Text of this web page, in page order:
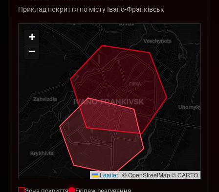
Приклад покриття по місту Івано-Франківськ
+
−
Leaflet | © OpenStreetMap © CARTO